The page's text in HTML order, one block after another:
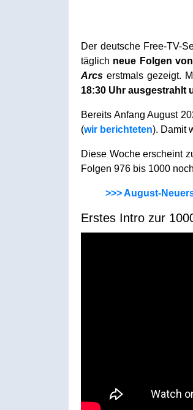
Der deutsche Free-TV-
täglich neue Folgen
Arcs erstmals gezeigt.
18:30 Uhr ausgestrahlt
Bereits Anfang August
(wir berichteten). Damit
Diese Woche erscheint
Folgen 976 bis 1000
>>> August-
Erstes Intro zur